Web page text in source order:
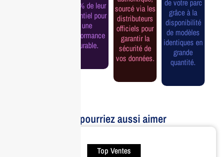
100% de leur
potentiel pour
une
performance
durable.
sourcé via les
distributeurs
officiels pour
garantir la
sécurité de
vos données.
de votre parc
grâce à la
disponibilité
de modèles
identiques en
grande
quantité.
Vous pourriez aussi aimer
Top Ventes